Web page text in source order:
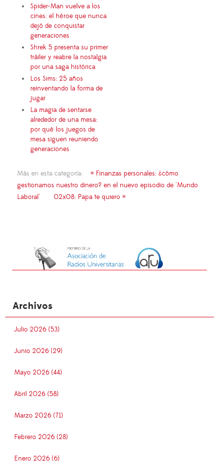
Spider-Man vuelve a los
cines: el héroe que nunca
dejó de conquistar
generaciones
Shrek 5 presenta su primer
tráiler y reabre la nostalgia
por una saga histórica
Los Sims: 25 años
reinventando la forma de
jugar
La magia de sentarse
alrededor de una mesa:
por qué los juegos de
mesa siguen reuniendo
generaciones
Más en esta categoría:
« Finanzas personales: ¿cómo
gestionamos nuestro dinero? en el nuevo episodio de "Mundo
Laboral"
02x08: Papa te quiero »
Archivos
Julio 2026 (53)
Junio 2026 (29)
Mayo 2026 (44)
Abril 2026 (58)
Marzo 2026 (71)
Febrero 2026 (28)
Enero 2026 (6)